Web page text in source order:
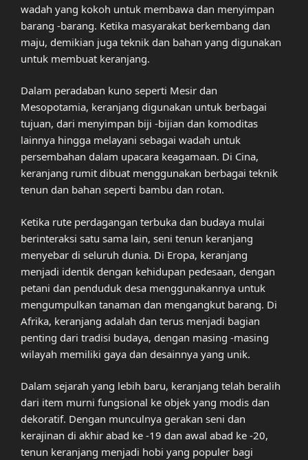
wadah yang kokoh untuk membawa dan menyimpan
barang -barang. Ketika masyarakat berkembang dan
maju, demikian juga teknik dan bahan yang digunakan
untuk membuat keranjang.
Dalam peradaban kuno seperti Mesir dan
Mesopotamia, keranjang digunakan untuk berbagai
tujuan, dari menyimpan biji -bijian dan komoditas
lainnya hingga melayani sebagai wadah untuk
persembahan dalam upacara keagamaan. Di Cina,
keranjang rumit dibuat menggunakan berbagai teknik
tenun dan bahan seperti bambu dan rotan.
Ketika rute perdagangan terbuka dan budaya mulai
berinteraksi satu sama lain, seni tenun keranjang
menyebar di seluruh dunia. Di Eropa, keranjang
menjadi identik dengan kehidupan pedesaan, dengan
petani dan penduduk desa menggunakannya untuk
mengumpulkan tanaman dan mengangkut barang. Di
Afrika, keranjang adalah dan terus menjadi bagian
penting dari tradisi budaya, dengan masing -masing
wilayah memiliki gaya dan desainnya yang unik.
Dalam sejarah yang lebih baru, keranjang telah beralih
dari item murni fungsional ke objek yang modis dan
dekoratif. Dengan munculnya gerakan seni dan
kerajinan di akhir abad ke -19 dan awal abad ke -20,
tenun keranjang menjadi hobi yang populer bagi